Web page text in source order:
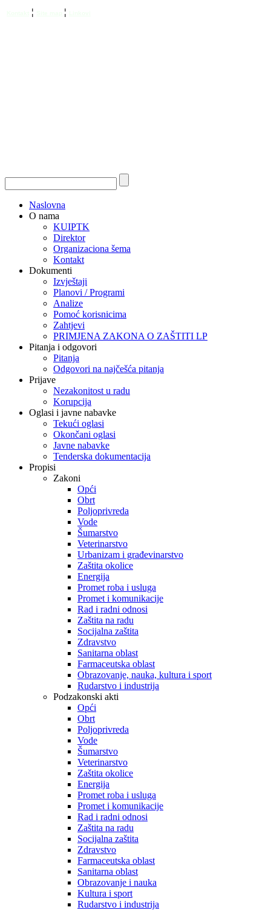
¦ ¦
Naslovna
O nama
KUIPTK
Direktor
Organizaciona šema
Kontakt
Dokumenti
Izvještaji
Planovi / Programi
Analize
Pomoć korisnicima
Zahtjevi
PRIMJENA ZAKONA O ZAŠTITI LP
Pitanja i odgovori
Pitanja
Odgovori na najčešća pitanja
Prijave
Nezakonitost u radu
Korupcija
Oglasi i javne nabavke
Tekući oglasi
Okončani oglasi
Javne nabavke
Tenderska dokumentacija
Propisi
Zakoni
Opći
Obrt
Poljoprivreda
Vode
Šumarstvo
Veterinarstvo
Urbanizam i građevinarstvo
Zaštita okolice
Energija
Promet roba i usluga
Promet i komunikacije
Rad i radni odnosi
Zaštita na radu
Socijalna zaštita
Zdravstvo
Sanitarna oblast
Farmaceutska oblast
Obrazovanje, nauka, kultura i sport
Rudarstvo i industrija
Podzakonski akti
Opći
Obrt
Poljoprivreda
Vode
Šumarstvo
Veterinarstvo
Zaštita okolice
Energija
Promet roba i usluga
Promet i komunikacije
Rad i radni odnosi
Zaštita na radu
Socijalna zaštita
Zdravstvo
Farmaceutska oblast
Sanitarna oblast
Obrazovanje i nauka
Kultura i sport
Rudarstvo i industrija